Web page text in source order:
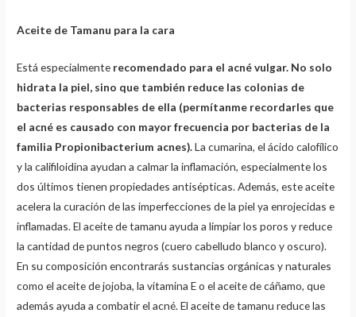
Aceite de Tamanu para la cara
Está especialmente recomendado para el acné vulgar. No solo
hidrata la piel, sino que también reduce las colonias de
bacterias responsables de ella (permítanme recordarles que
el acné es causado con mayor frecuencia por bacterias de la
familia Propionibacterium acnes).La cumarina, el ácido calofílico
y la califiloidina ayudan a calmar la inflamación, especialmente los
dos últimos tienen propiedades antisépticas. Además, este aceite
acelera la curación de las imperfecciones de la piel ya enrojecidas e
inflamadas. El aceite de tamanu ayuda a limpiar los poros y reduce
la cantidad de puntos negros (cuero cabelludo blanco y oscuro).
En su composición encontrarás sustancias orgánicas y naturales
como el aceite de jojoba, la vitamina E o el aceite de cáñamo, que
además ayuda a combatir el acné. El aceite de tamanu reduce las